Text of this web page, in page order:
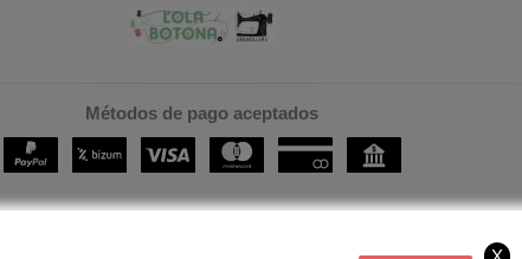
Métodos de pago aceptados